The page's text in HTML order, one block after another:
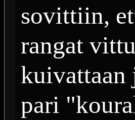
sovittiin,
rangat
kuivattaan
pari